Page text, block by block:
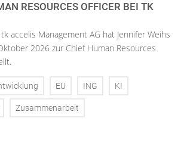
RESOURCES OFFICER BEI TK
accelis Management AG hat Jennifer Weihs
2026 zur Chief Human Resources
EU ING KI
Zusammenarbeit